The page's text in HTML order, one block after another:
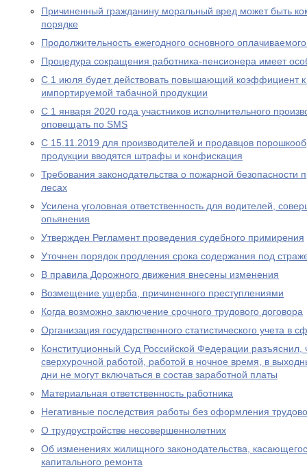
Причиненный гражданину моральный вред может быть
порядке
Продолжительность ежегодного основного оплачиваемого
Процедура сокращения работника-пенсионера имеет
С 1 июля будет действовать повышающий коэффициент
импортируемой табачной продукции
С 1 января 2020 года участников исполнительного
оповещать по SMS
С 15.11.2019 для производителей и продавцов
продукции вводятся штрафы и конфискация
Требования законодательства о пожарной безопасности
лесах
Усилена уголовная ответственность для водителей,
опьянения
Утвержден Регламент проведения судебного примирения
Уточнен порядок продления срока содержания под
В правила Дорожного движения внесены изменения
Возмещение ущерба, причиненного преступлениями
Когда возможно заключение срочного трудового договора
Организация государственного статистического учета в
Конституционный Суд Российской Федерации разъяснил,
сверхурочной работой, работой в ночное время, в
дни не могут включаться в состав заработной платы
Материальная ответственность работника
Негативные последствия работы без оформления
О трудоустройстве несовершеннолетних
Об изменениях жилищного законодательства,
капитального ремонта